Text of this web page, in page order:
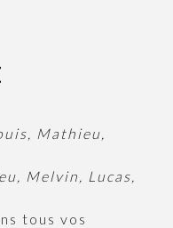
Mathieu,
Melvin, Lucas,
tous vos